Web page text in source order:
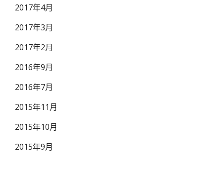
2017年4月
2017年3月
2017年2月
2016年9月
2016年7月
2015年11月
2015年10月
2015年9月